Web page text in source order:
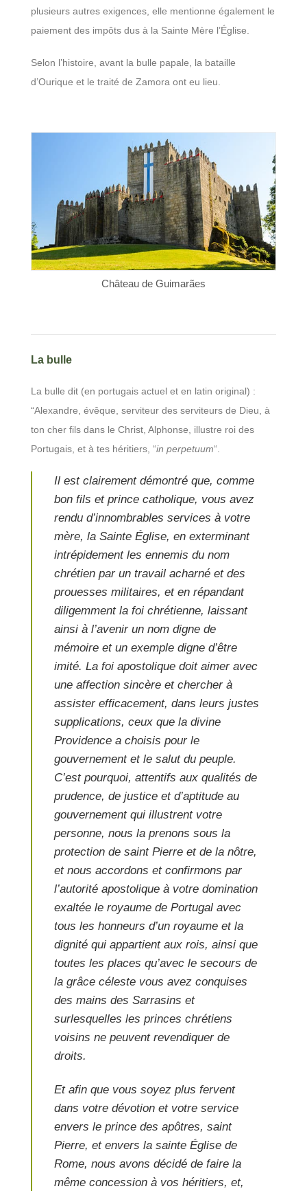
plusieurs autres exigences, elle mentionne également le
paiement des impôts dus à la Sainte Mère l’Église.
Selon l’histoire, avant la bulle papale, la bataille
d’Ourique et le traité de Zamora ont eu lieu.
Château de Guimarães
La bulle
La bulle dit (en portugais actuel et en latin original) :
“Alexandre, évêque, serviteur des serviteurs de Dieu, à
ton cher fils dans le Christ, Alphonse, illustre roi des
Portugais, et à tes héritiers, “in perpetuum“.
Il est clairement démontré que, comme
bon fils et prince catholique, vous avez
rendu d’innombrables services à votre
mère, la Sainte Église, en exterminant
intrépidement les ennemis du nom
chrétien par un travail acharné et des
prouesses militaires, et en répandant
diligemment la foi chrétienne, laissant
ainsi à l’avenir un nom digne de
mémoire et un exemple digne d’être
imité. La foi apostolique doit aimer avec
une affection sincère et chercher à
assister efficacement, dans leurs justes
supplications, ceux que la divine
Providence a choisis pour le
gouvernement et le salut du peuple.
C’est pourquoi, attentifs aux qualités de
prudence, de justice et d’aptitude au
gouvernement qui illustrent votre
personne, nous la prenons sous la
protection de saint Pierre et de la nôtre,
et nous accordons et confirmons par
l’autorité apostolique à votre domination
exaltée le royaume de Portugal avec
tous les honneurs d’un royaume et la
dignité qui appartient aux rois, ainsi que
toutes les places qu’avec le secours de
la grâce céleste vous avez conquises
des mains des Sarrasins et
surlesquelles les princes chrétiens
voisins ne peuvent revendiquer de
droits.
Et afin que vous soyez plus fervent
dans votre dévotion et votre service
envers le prince des apôtres, saint
Pierre, et envers la sainte Église de
Rome, nous avons décidé de faire la
même concession à vos héritiers, et,